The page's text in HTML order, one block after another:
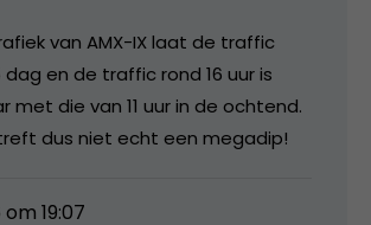
van AMX-IX laat de traffic
dag en de traffic rond 16 uur is
met die van 11 uur in de ochtend.
dus niet echt een megadip!
om 19:07